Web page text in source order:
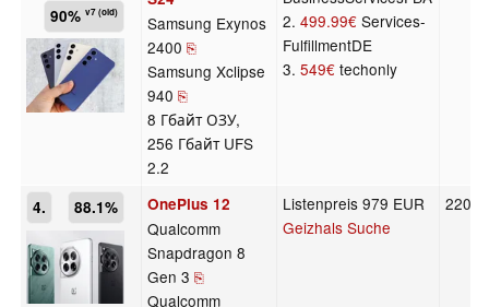
90%v7 (old)
Samsung Exynos
2400 ⎘
Samsung Xclipse
940 ⎘
8 Гбайт ОЗУ,
256 Гбайт UFS
2.2
2.499.99€ Services-
FulfillmentDE
3.549€ techonly
4. 88.1% OnePlus 12
Qualcomm
Snapdragon 8
Gen 3 ⎘
Qualcomm
Listenpreis 979 EUR
Geizhals Suche
220 г